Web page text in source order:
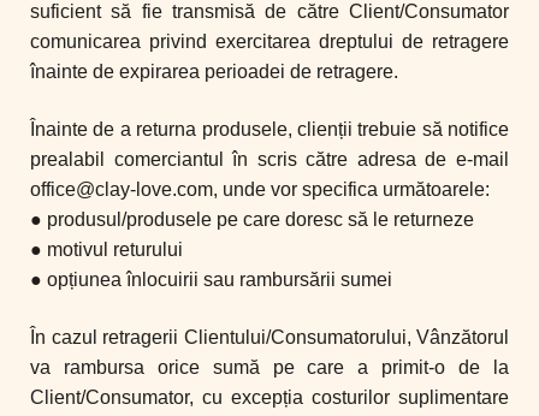
suficient să fie transmisă de către Client/Consumator
comunicarea privind exercitarea dreptului de retragere
înainte de expirarea perioadei de retragere.
Înainte de a returna produsele, clienții trebuie să notifice
prealabil comerciantul în scris către adresa de e-mail
office@clay-love.com, unde vor specifica următoarele:
● produsul/produsele pe care doresc să le returneze
● motivul returului
● opțiunea înlocuirii sau rambursării sumei
În cazul retragerii Clientului/Consumatorului, Vânzătorul
va rambursa orice sumă pe care a primit-o de la
Client/Consumator, cu excepția costurilor suplimentare